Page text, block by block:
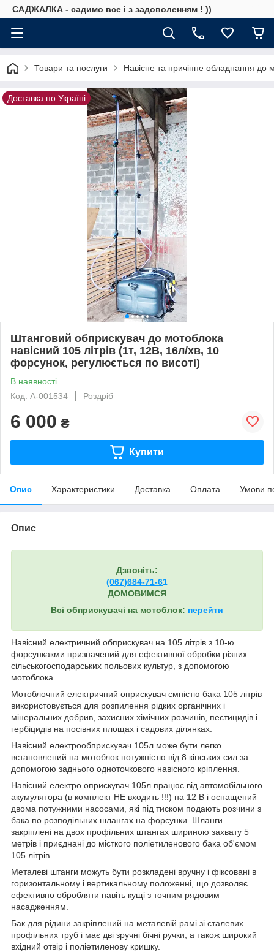
САДЖАЛКА - садимо все і з задоволенням ! ))
Товари та послуги Навісне та причіпне обладнання до
Доставка по Україні
Штанговий обприскувач до мотоблока
навісний 105 літрів (1т, 12В, 16л/хв, 10
форсунок, регулюється по висоті)
В наявності
Код: A-001534
Роздріб
6 000 ₴
Купити
Опис Характеристики Доставка Оплата Умови
Опис
Дзвоніть:
(067)684-71-61
ДОМОВИМСЯ
Всі обприскувачі на мотоблок: перейти
Навісний електричний обприскувач на 105 літрів з 10-ю
форсункакми призначений для ефективної обробки різних
сільськогосподарських польових культур, з допомогою
мотоблока.
Мотоблочний електричний оприскувач ємністю бака 105 літрів
використовується для розпилення рідких органічних і
мінеральних добрив, захисних хімічних розчинів, пестицидів і
гербіцидів на посівних площах і садових ділянках.
Навісний електрообприскувач 105л може бути легко
встановлений на мотоблок потужністю від 8 кінських сил за
допомогою заднього одноточкового навісного кріплення.
Навісний електро оприскувач 105л працює від автомобільного
акумулятора (в комплект НЕ входить !!!) на 12 В і оснащений
двома потужними насосами, які під тиском подають розчини з
бака по розподільних шлангах на форсунки. Шланги
закріплені на двох профільних штангах шириною захвату 5
метрів і приєднані до місткого поліетиленового бака об'ємом
105 літрів.
Металеві штанги можуть бути розкладені вручну і фіксовані в
горизонтальному і вертикальному положенні, що дозволяє
ефективно обробляти навіть кущі з точним рядовим
насадженням.
Бак для рідини закріплений на металевій рамі зі сталевих
профільних труб і має дві зручні бічні ручки, а також широкий
вхідний отвір і поліетиленову кришку.